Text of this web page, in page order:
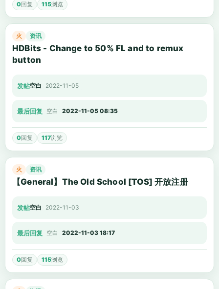
0回复 115浏览
火 资讯
HDBits - Change to 50% FL and to remux
button
发帖空白 2022-11-05
最后回复 空白 2022-11-05 08:35
0回复 117浏览
火 资讯
【General】The Old School [TOS] 开放注册
发帖空白 2022-11-03
最后回复 空白 2022-11-03 18:17
0回复 115浏览